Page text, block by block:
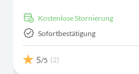
kostenlose Stornierung
Sofortbestätigung
5/5 (2)